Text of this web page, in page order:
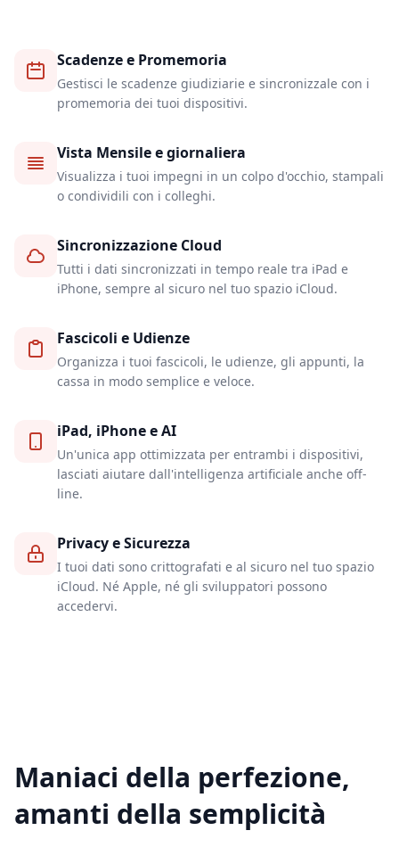
Scadenze e Promemoria
Gestisci le scadenze giudiziarie e sincronizzale con i
promemoria dei tuoi dispositivi.
Vista Mensile e giornaliera
Visualizza i tuoi impegni in un colpo d'occhio, stampali
o condividili con i colleghi.
Sincronizzazione Cloud
Tutti i dati sincronizzati in tempo reale tra iPad e
iPhone, sempre al sicuro nel tuo spazio iCloud.
Fascicoli e Udienze
Organizza i tuoi fascicoli, le udienze, gli appunti, la
cassa in modo semplice e veloce.
iPad, iPhone e AI
Un'unica app ottimizzata per entrambi i dispositivi,
lasciati aiutare dall'intelligenza artificiale anche off-
line.
Privacy e Sicurezza
I tuoi dati sono crittografati e al sicuro nel tuo spazio
iCloud. Né Apple, né gli sviluppatori possono
accedervi.
Maniaci della perfezione,
amanti della semplicità